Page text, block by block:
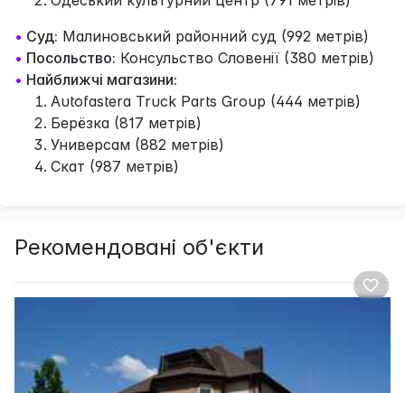
• Суд: Малиновський районний суд (992 метрів)
• Посольство: Консульство Словенії (380 метрів)
• Найближчі магазини:
Autofastera Truck Parts Group (444 метрів)
Берёзка (817 метрів)
Универсам (882 метрів)
Скат (987 метрів)
Рекомендовані об'єкти